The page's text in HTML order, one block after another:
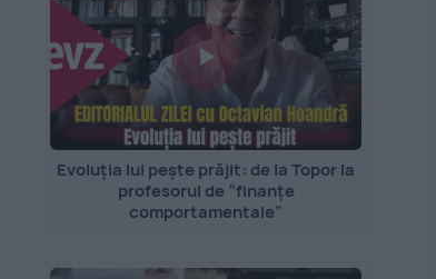
Evoluția lui pește prăjit: de la Topor la
profesorul de ”finanțe
comportamentale”